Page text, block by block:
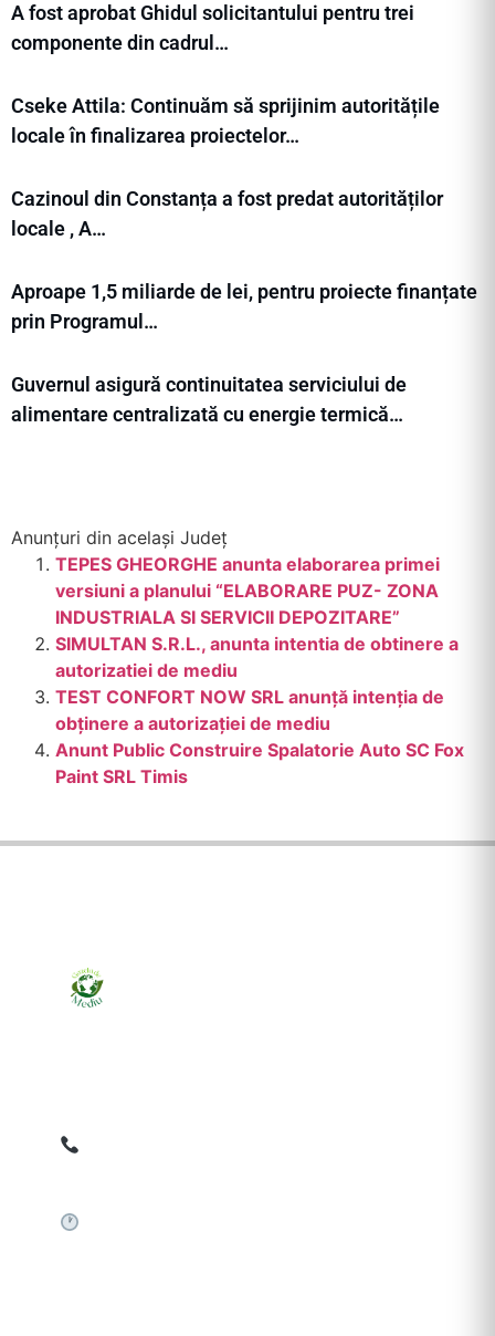
A fost aprobat Ghidul solicitantului pentru trei
componente din cadrul…
Cseke Attila: Continuăm să sprijinim autoritățile
locale în finalizarea proiectelor…
Cazinoul din Constanța a fost predat autorităților
locale , A…
Aproape 1,5 miliarde de lei, pentru proiecte finanțate
prin Programul…
Guvernul asigură continuitatea serviciului de
alimentare centralizată cu energie termică…
Anunțuri din același Județ
TEPES GHEORGHE anunta elaborarea primei
versiuni a planului “ELABORARE PUZ- ZONA
INDUSTRIALA SI SERVICII DEPOZITARE”
SIMULTAN S.R.L., anunta intentia de obtinere a
autorizatiei de mediu
TEST CONFORT NOW SRL anunţă intenţia de
obţinere a autorizaţiei de mediu
Anunt Public Construire Spalatorie Auto SC Fox
Paint SRL Timis